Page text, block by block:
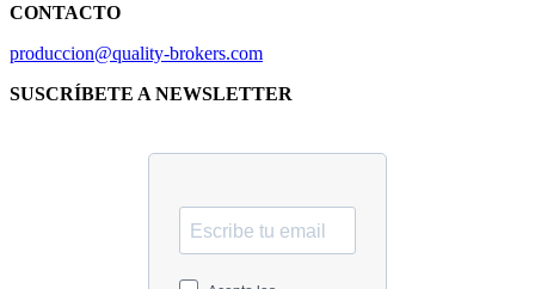
CONTACTO
produccion@quality-brokers.com
SUSCRÍBETE A NEWSLETTER